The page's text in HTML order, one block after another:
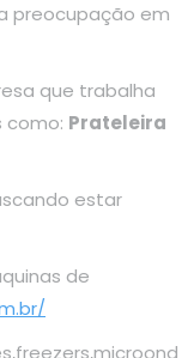
preocupação em
que trabalha
como: Prateleira
estar
de